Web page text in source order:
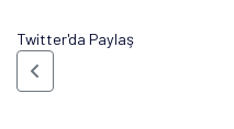
Twitter'da Paylaş